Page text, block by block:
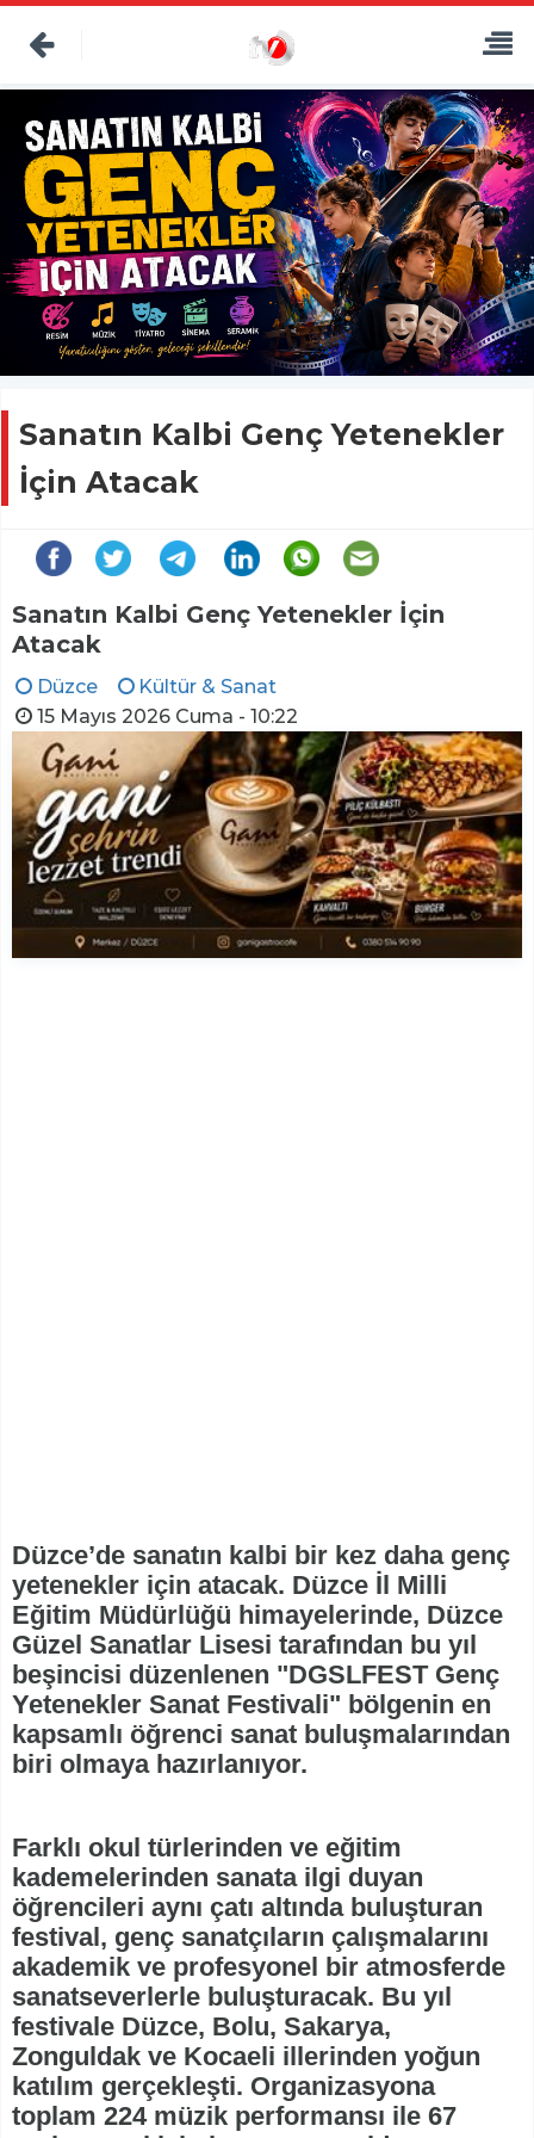
Sanatın Kalbi Genç Yetenekler
İçin Atacak
Sanatın Kalbi Genç Yetenekler İçin
Atacak
Düzce
Kültür & Sanat
15 Mayıs 2026 Cuma - 10:22
Düzce’de sanatın kalbi bir kez daha genç
yetenekler için atacak. Düzce İl Milli
Eğitim Müdürlüğü himayelerinde, Düzce
Güzel Sanatlar Lisesi tarafından bu yıl
beşincisi düzenlenen "DGSLFEST Genç
Yetenekler Sanat Festivali" bölgenin en
kapsamlı öğrenci sanat buluşmalarından
biri olmaya hazırlanıyor.
Farklı okul türlerinden ve eğitim
kademelerinden sanata ilgi duyan
öğrencileri aynı çatı altında buluşturan
festival, genç sanatçıların çalışmalarını
akademik ve profesyonel bir atmosferde
sanatseverlerle buluşturacak. Bu yıl
festivale Düzce, Bolu, Sakarya,
Zonguldak ve Kocaeli illerinden yoğun
katılım gerçekleşti. Organizasyona
toplam 224 müzik performansı ile 67